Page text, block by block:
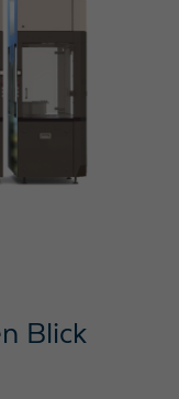
Blick